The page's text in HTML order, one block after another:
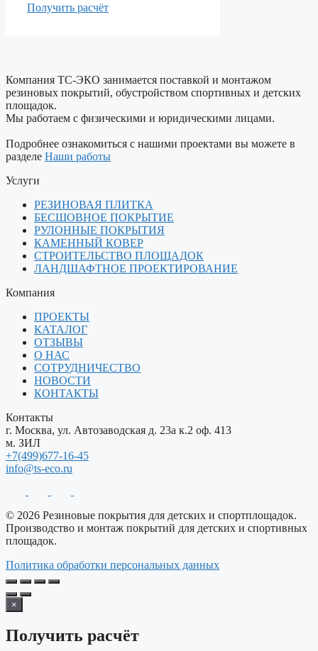
Получить расчёт
Компания ТС-ЭКО занимается поставкой и монтажом
резиновых покрытий, обустройством спортивных и детских
площадок.
Мы работаем с физическими и юридическими лицами.
Подробнее ознакомиться с нашими проектами вы можете в
разделе Наши работы
Услуги
РЕЗИНОВАЯ ПЛИТКА
БЕСШОВНОЕ ПОКРЫТИЕ
РУЛОННЫЕ ПОКРЫТИЯ
КАМЕННЫЙ КОВЕР
СТРОИТЕЛЬСТВО ПЛОЩАДОК
ЛАНДШАФТНОЕ ПРОЕКТИРОВАНИЕ
Компания
ПРОЕКТЫ
КАТАЛОГ
ОТЗЫВЫ
О НАС
СОТРУДНИЧЕСТВО
НОВОСТИ
КОНТАКТЫ
Контакты
г. Москва, ул. Автозаводская д. 23а к.2 оф. 413
м. ЗИЛ
+7(499)677-16-45
info@ts-eco.ru
© 2026 Резиновые покрытия для детских и спортплощадок.
Производство и монтаж покрытий для детских и спортивных
площадок.
Политика обработки персональных данных
×
Получить расчёт